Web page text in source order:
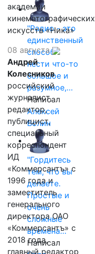
"Радио - это
единственный
способ
нести что-то
большое и
разумное,…
Написал
Алексей
Волин
"Гордитесь
тем, что вы
делаете.
Простые и
очень
сложные
времена…
Написал
академии
кинематографических
искусств «Ника»
08 августа
Андрей
Колесников
российский
журналист,
редактор,
публицист,
специальный
корреспондент
ИД
«Коммерсантъ» с
1996 года и
заместитель
генерального
директора ОАО
«Коммерсантъ» с
2018 года,
главный редактор